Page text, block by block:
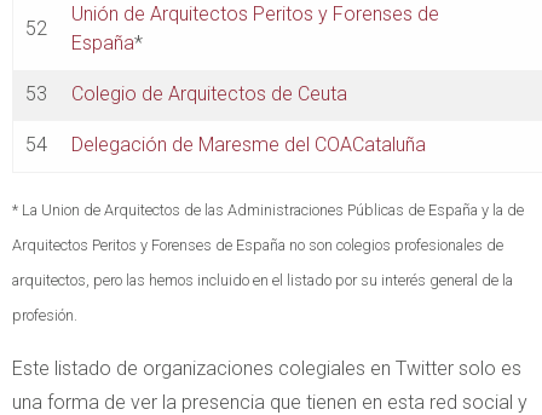
52
Unión de Arquitectos Peritos y Forenses de
España*
53 Colegio de Arquitectos de Ceuta
54 Delegación de Maresme del COACataluña
* La Union de Arquitectos de las Administraciones Públicas de España y la de
Arquitectos Peritos y Forenses de España no son colegios profesionales de
arquitectos, pero las hemos incluido en el listado por su interés general de la
profesión.
Este listado de organizaciones colegiales en Twitter solo es
una forma de ver la presencia que tienen en esta red social y